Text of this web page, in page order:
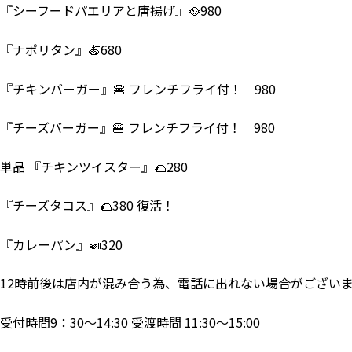
『シーフードパエリアと唐揚げ』🥘980
『ナポリタン』🍝680
『チキンバーガー』🍔 フレンチフライ付！ 980
『チーズバーガー』🍔 フレンチフライ付！ 980
単品 『チキンツイスター』🌮280
『チーズタコス』🌮380 復活！
『カレーパン』🍛320
12時前後は店内が混み合う為、電話に出れない場合がござい
受付時間9：30～14:30 受渡時間 11:30～15:00